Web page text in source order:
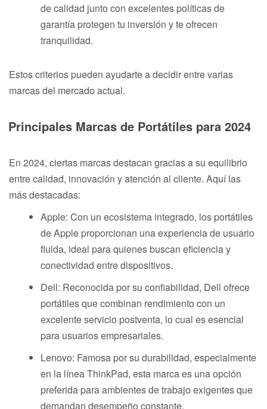
de calidad junto con excelentes políticas de
garantía protegen tu inversión y te ofrecen
tranquilidad.
Estos criterios pueden ayudarte a decidir entre varias
marcas del mercado actual.
Principales Marcas de Portátiles para 2024
En 2024, ciertas marcas destacan gracias a su equilibrio
entre calidad, innovación y atención al cliente. Aquí las
más destacadas:
Apple: Con un ecosistema integrado, los portátiles
de Apple proporcionan una experiencia de usuario
fluida, ideal para quienes buscan eficiencia y
conectividad entre dispositivos.
Dell: Reconocida por su confiabilidad, Dell ofrece
portátiles que combinan rendimiento con un
excelente servicio postventa, lo cual es esencial
para usuarios empresariales.
Lenovo: Famosa por su durabilidad, especialmente
en la línea ThinkPad, esta marca es una opción
preferida para ambientes de trabajo exigentes que
demandan desempeño constante.